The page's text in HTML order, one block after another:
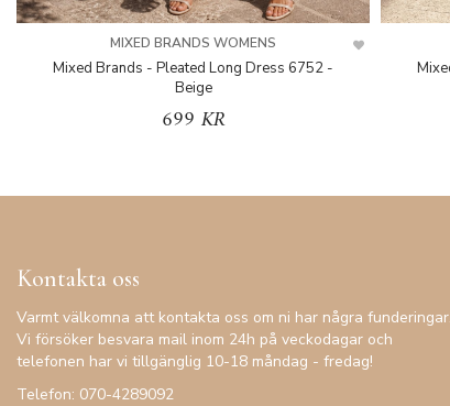
MIXED BRANDS WOMENS
Mixed Brands - Pleated Long Dress 6752 -
Beige
699 KR
Kontakta oss
Varmt välkomna att kontakta oss om ni har några funderingar.
Vi försöker besvara mail inom 24h på veckodagar och
telefonen har vi tillgänglig 10-18 måndag - fredag!
Telefon: 070-4289092